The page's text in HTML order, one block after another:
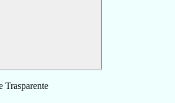
Trasparente